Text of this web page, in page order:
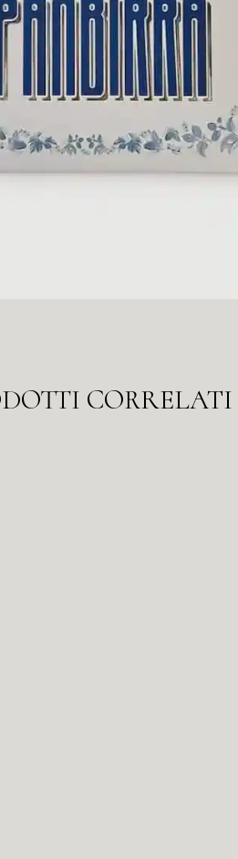
CORRELATI